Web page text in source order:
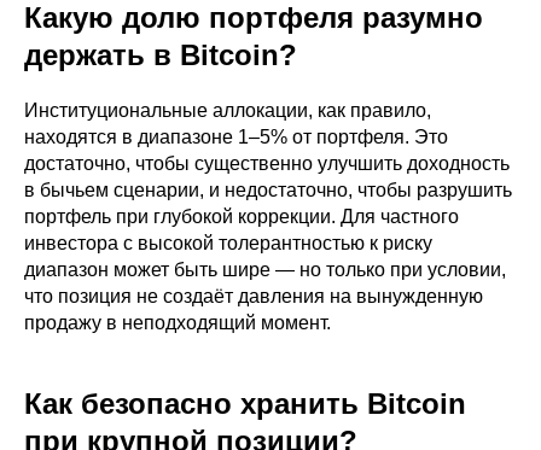
Какую долю портфеля разумно
держать в Bitcoin?
Институциональные аллокации, как правило,
находятся в диапазоне 1–5% от портфеля. Это
достаточно, чтобы существенно улучшить доходность
в бычьем сценарии, и недостаточно, чтобы разрушить
портфель при глубокой коррекции. Для частного
инвестора с высокой толерантностью к риску
диапазон может быть шире — но только при условии,
что позиция не создаёт давления на вынужденную
продажу в неподходящий момент.
Как безопасно хранить Bitcoin
при крупной позиции?